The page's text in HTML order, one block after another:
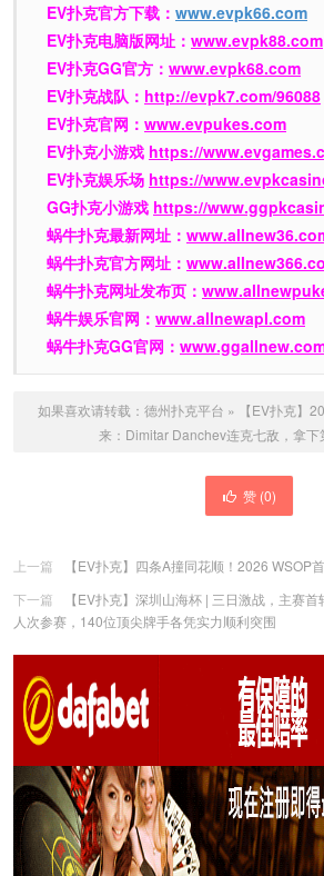
EV扑克官方下载： www.evpk66.com
EV扑克电脑版网址： www.evpk88.com
EV扑克GG官方： www.evpk68.com
EV扑克战队： http://evpk7.com/96088
EV扑克官网： www.evpukes.com
EV扑克小游戏 https://
EV扑克娱乐场 https://
GG扑克小游戏 https://
蜗牛扑克最新网址：
蜗牛扑克官方网址：
蜗牛扑克网址发布页：
蜗牛娱乐官网： www.allnewapl.com
蜗牛扑克GG官网：
如果喜欢请转载： 德州扑克平台 »
【EV扑克】
来：Dimitar Danchev连克七敌，拿下
赞 (0)
上一篇
【EV扑克】四条A撞同花顺！2026 WSOP
下一篇
【EV扑克】深圳山海杯 | 三日激战，主赛
人次参赛，140位顶尖牌手各凭实力顺利突围